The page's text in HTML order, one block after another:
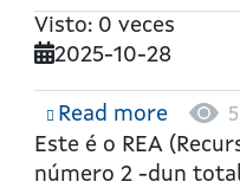
Visto: 0 veces
2025-10-28
Read moreabout
las
Este é o REA
número 2 -dun